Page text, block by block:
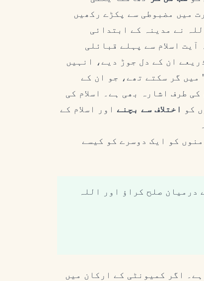
میں مضبوطی سے پکڑے رکھیں
نے مدینہ کے ابتدائی
اسلام سے پہلے قبائلی
ان کے دل جوڑ دیے، انہیں
میں گر سکتے تھے، جو ان کے
طرف اشارہ بھی ہے۔ اسلام کی
کو اختلاف سے بچنے اور اسلام کے
کو ایک دوسرے کو کیسے
صلح کراؤ اور اللہ
اگر کمیونٹی کے ارکان میں